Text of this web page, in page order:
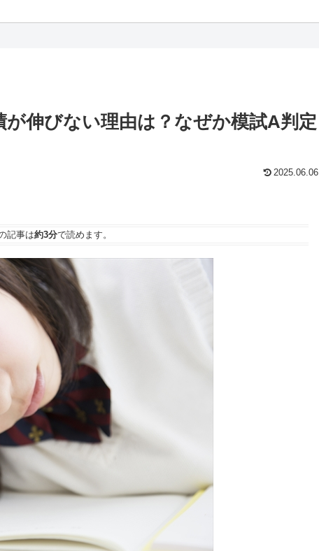
伸びない理由は？なぜか模試A判定
2025.06.06
記事は約3分で読めます。